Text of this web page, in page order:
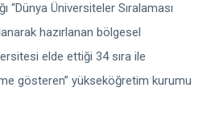
“Dünya Üniversiteler Sıralaması
hazırlanan bölgesel
elde ettiği 34 sıra ile
gösteren” yükseköğretim kurumu